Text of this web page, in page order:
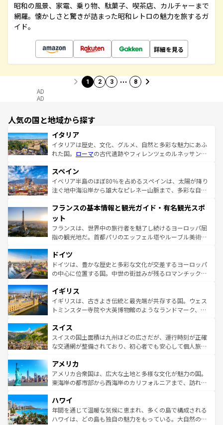
昭和の風景、家電、乗り物、駄菓子、喫茶店、カルチャーまで
網羅。懐かしさと驚きが詰まった昭和レトロの魅力を旅するガ
イド。
詳細を見る
1 2 3 … 8
AD
AD
人気の国と地域から探す
イタリア
イタリアは歴史、文化、グルメ、自然と多彩な魅力にあふ
れた国。 ローマの古代遺跡やフィレンツェのルネッサンス
ろん、トスカーナの美しい田園風景やアマルフィ海岸の絶
景など、自然景観も見逃せない。観光の合間には、本場の
ピザやパスタなど、絶品のイタリア料理を堪能することも
ませてくれるイタリアで、忘れられない旅をしてみよう！
なお、新着のイタリア情報は
しい。
スペイン
イベリア半島のほぼ80％を占めるスペインは、太陽が降り
注ぐ地中海沿岸から雄大なピレネー山脈まで、多彩な自然
文化が根付くこの国では、情熱的なフラメンコ、熱気あふ
れる闘牛、そして美味しいタパスが生活の一部となってい
る。首都マドリードの洗練された雰囲気や、バルセロナの
アートに溢れた街角から、地方では古代ローマ遺跡や中世
せる。地方によって風土や気候が異なるスペインはその個
性で訪れる人を魅了する。 なお、新着のスペイン情報は コ
ンテンツ一覧を参照してほしい。
フランスの基本情報と観光ガイド・有名観光スポ
ット
フランスは、世界中の旅行者を魅了し続けるヨーロッパ屈
指の観光地だ。首都パリのエッフェル塔やルーブル美術館
で、幅広い魅力が詰まっている。華麗な宮殿、歴史的な大
聖堂、美しいビーチ、そして豊かな自然が、訪れる者を心
から魅了する。また、フランスは美食の国としても知ら
いる。シャンパンの発祥地であるランス、プロヴァンスの
香り高いラベンダー畑など、多彩な楽しみ方が可能だ。さ
らに、パリ以外の地域にも魅力が溢れており、どの街角に
れる地方に足を運ぶとそれぞれで全く異なる文化を体験で
きるだろう。 なお、新着のフランス情報はコンテンツ一覧
を参照してほしい。
ドイツ
ドイツは、豊かな歴史と多彩な文化が交差するヨーロッパ
の中心に位置する国。中世の街並みが残るロマンチック街
顔を持つこの国は、どこを歩いても飽きることがない。ベ
ルリンの文化的活気、バイエルン州のアルプスの絶景、そ
してライン川沿いのワイン畑といった風景は必見。ビール
は、お酒好きな人にはぜひ体験してほしい。 なお、新着の
ドイツ情報はコンテンツ一覧を参照してほしい。
イギリス
イギリスは、古きよき伝統と最先端が共存する国。ウェス
トミンスター寺院や大英博物館のようなランドマーク、歴
リアごとに異なる魅力がある。また、優雅なアフタヌーン
ティー、ビール好きにはたまらない英国パブ、サッカー観
戦など、本場だからこそできる体験も豊富。イギリスを旅
ンツ一覧を参照してほしい。
スイス
スイスの国土面積は九州ほどの広さだが、運行時刻が正確
な交通網が整備されており、初心者でも安心して個人旅行
の建物がそのまま残る町や、スイスならではのユニークな
博物館もあり、アルプス観光だけでなく町歩きも満喫する
ことができる。国民の所得が高いため物価も高いが、旅行
ば市内交通費無料で観光を楽しむこともできる。 なお、新
着のスイス情報はコンテンツ一覧 を参照してほしい。
アメリカ
アメリカ合衆国は、広大な土地と多様な文化が魅力の国。
東海岸の都市部から西海岸のカリフォルニアまで、訪れる
のような巨大都市は、観光、ショッピング、エンターテイ
ンメントが詰まった刺激的なスポットだ。一方、アメリカ
西部には大自然が広がり、グランドキャニオンやイエロー
ハワイ
年間を通じて温暖な気候に恵まれ、多くの島で構成される
ハワイは、どの島も独自の魅力をもっている。大自然の神